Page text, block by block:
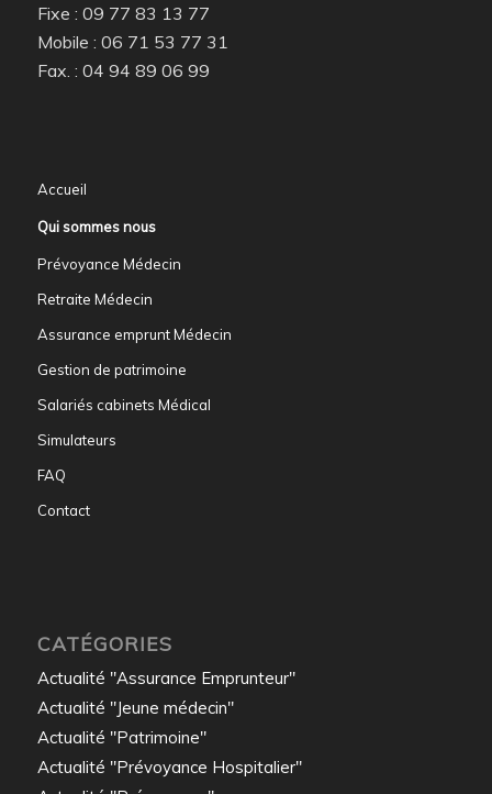
Fixe : 09 77 83 13 77
Mobile : 06 71 53 77 31
Fax. : 04 94 89 06 99
Accueil
Qui sommes nous
Prévoyance Médecin
Retraite Médecin
Assurance emprunt Médecin
Gestion de patrimoine
Salariés cabinets Médical
Simulateurs
FAQ
Contact
CATÉGORIES
Actualité "Assurance Emprunteur"
Actualité "Jeune médecin"
Actualité "Patrimoine"
Actualité "Prévoyance Hospitalier"